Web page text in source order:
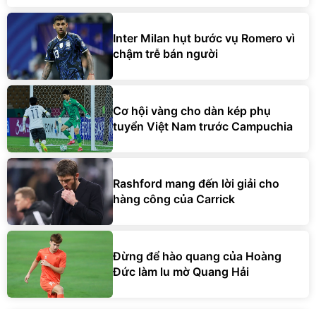
Inter Milan hụt bước vụ Romero vì
chậm trễ bán người
Cơ hội vàng cho dàn kép phụ
tuyển Việt Nam trước Campuchia
Rashford mang đến lời giải cho
hàng công của Carrick
Đừng để hào quang của Hoàng
Đức làm lu mờ Quang Hải